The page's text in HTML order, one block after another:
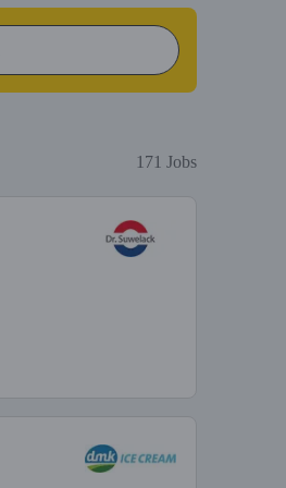
171 Jobs